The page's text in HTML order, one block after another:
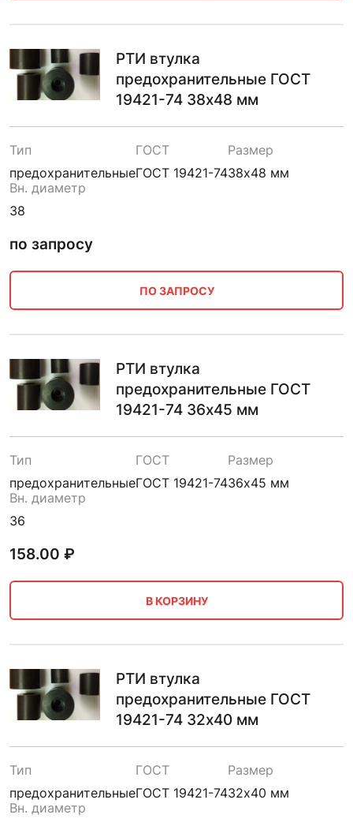
РТИ втулка
предохранительные ГОСТ
19421-74 38х48 мм
Тип
предохранительные
ГОСТ
ГОСТ 19421-74
Размер
38х48 мм
Вн. диаметр
38
по запросу
ПО ЗАПРОСУ
РТИ втулка
предохранительные ГОСТ
19421-74 36х45 мм
Тип
предохранительные
ГОСТ
ГОСТ 19421-74
Размер
36х45 мм
Вн. диаметр
36
158.00 ₽
В КОРЗИНУ
РТИ втулка
предохранительные ГОСТ
19421-74 32х40 мм
Тип
предохранительные
ГОСТ
ГОСТ 19421-74
Размер
32х40 мм
Вн. диаметр